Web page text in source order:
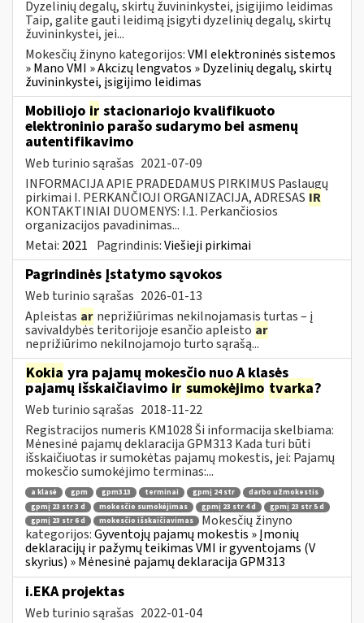
Dyzelinių degalų, skirtų žuvininkystei, įsigijimo leidimas
Taip, galite gauti leidimą įsigyti dyzelinių degalų, skirtų
žuvininkystei, jei...
Mokesčių žinyno kategorijos:VMI elektroninės sistemos
» Mano VMI » Akcizų lengvatos » Dyzelinių degalų, skirtų
žuvininkystei, įsigijimo leidimas
Mobiliojo ir stacionariojo kvalifikuoto
elektroninio parašo sudarymo bei asmenų
autentifikavimo
Web turinio sąrašas 2021-07-09
INFORMACIJA APIE PRADEDAMUS PIRKIMUS Paslaugų
pirkimai I. PERKANČIOJI ORGANIZACIJA, ADRESAS IR
KONTAKTINIAI DUOMENYS: I.1. Perkančiosios
organizacijos pavadinimas...
Metai: 2021 Pagrindinis:Viešieji pirkimai
Pagrindinės Įstatymo sąvokos
Web turinio sąrašas 2026-01-13
Apleistas ar neprižiūrimas nekilnojamasis turtas – į
savivaldybės teritorijoje esančio apleisto ar
neprižiūrimo nekilnojamojo turto sąrašą...
Kokia yra pajamų mokesčio nuo A klasės
pajamų išskaičiavimo ir sumokėjimo tvarka?
Web turinio sąrašas 2018-11-22
Registracijos numeris KM1028 Ši informacija skelbiama:
Mėnesinė pajamų deklaracija GPM313 Kada turi būti
išskaičiuotas ir sumokėtas pajamų mokestis, jei: Pajamų
mokesčio sumokėjimo terminas:...
a klasė gpm gpm313 terminai gpmį 24 str
darbo užmokestis
gpmį 23 str 3 d
mokesčio sumokėjimas gpmį 23 str 4 d
gpmį 23 str 5 d
gpmį 23 str 6 d
mokesčio išskaičiavimas
Mokesčių žinyno
kategorijos:Gyventojų pajamų mokestis » Įmonių
deklaracijų ir pažymų teikimas VMI ir gyventojams (V
skyrius) » Mėnesinė pajamų deklaracija GPM313
i.EKA projektas
Web turinio sąrašas 2022-01-04